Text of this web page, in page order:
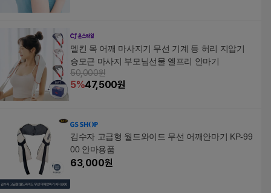
멜킨 목 어깨 마사지기 무선 기계 등 허리 지압기
승모근 마사지 부모님선물 엘프리 안마기
50,000원
5%47,500원
김수자 고급형 월드와이드 무선 어깨안마기 KP-99
00 안마용품
63,000원